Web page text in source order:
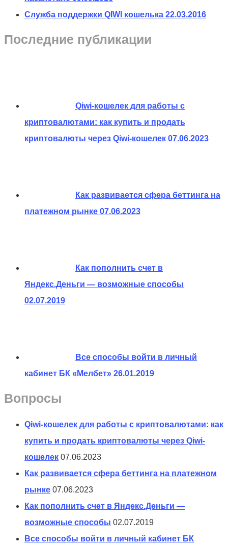
Служба поддержки QIWI кошелька 22.03.2016
Последние публикации
Qiwi-кошелек для работы с
криптовалютами: как купить и продать
криптовалюты через Qiwi-кошелек 07.06.2023
Как развивается сфера беттинга на
платежном рынке 07.06.2023
Как пополнить счет в
Яндекс.Деньги — возможные способы
02.07.2019
Все способы войти в личный
кабинет БК «Мелбет» 26.01.2019
Вопросы
Qiwi-кошелек для работы с криптовалютами: как
купить и продать криптовалюты через Qiwi-
кошелек 07.06.2023
Как развивается сфера беттинга на платежном
рынке 07.06.2023
Как пополнить счет в Яндекс.Деньги —
возможные способы 02.07.2019
Все способы войти в личный кабинет БК